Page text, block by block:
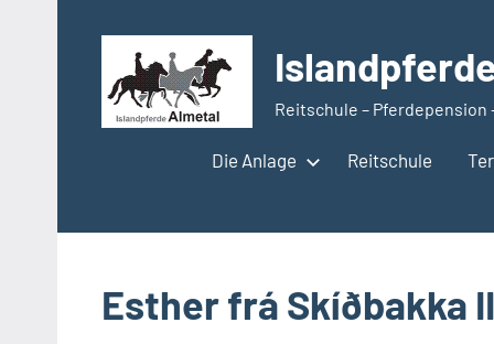
springen
Reitschule – Pferdepension
Die Anlage Reitschule
Esther frá Skíðbakka